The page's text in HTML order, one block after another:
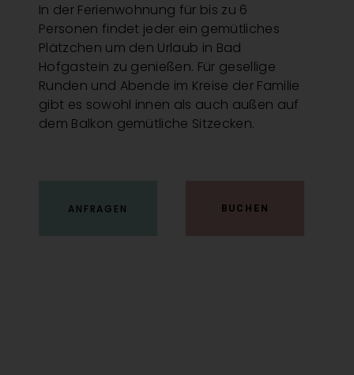
In der Ferienwohnung für bis zu 6
Personen findet jeder ein gemütliches
Plätzchen um den Urlaub in Bad
Hofgastein zu genießen. Für gesellige
Runden und Abende im Kreise der Familie
gibt es sowohl innen als auch außen auf
dem Balkon gemütliche Sitzecken.
ANFRAGEN BUCHEN